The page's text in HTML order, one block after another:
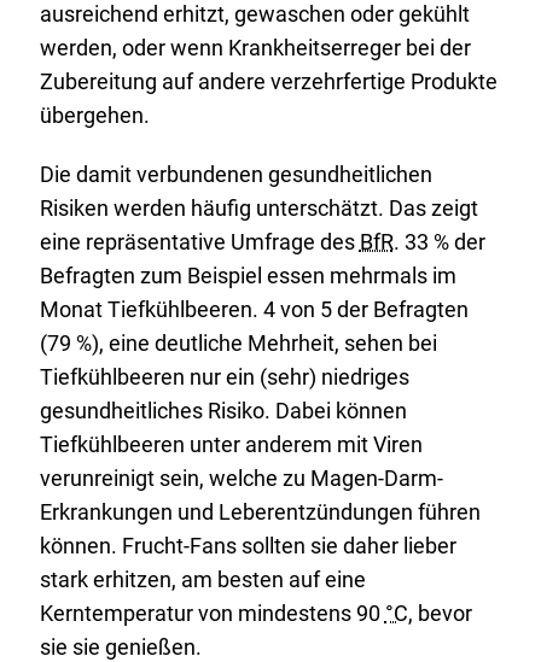
ausreichend erhitzt, gewaschen oder gekühlt
werden, oder wenn Krankheitserreger bei der
Zubereitung auf andere verzehrfertige Produkte
übergehen.
Die damit verbundenen gesundheitlichen
Risiken werden häufig unterschätzt. Das zeigt
eine repräsentative Umfrage des BfR. 33 % der
Befragten zum Beispiel essen mehrmals im
Monat Tiefkühlbeeren. 4 von 5 der Befragten
(79 %), eine deutliche Mehrheit, sehen bei
Tiefkühlbeeren nur ein (sehr) niedriges
gesundheitliches Risiko. Dabei können
Tiefkühlbeeren unter anderem mit Viren
verunreinigt sein, welche zu Magen-Darm-
Erkran­kungen und Leberentzündungen führen
können. Frucht-Fans sollten sie daher lieber
stark erhitzen, am besten auf eine
Kerntemperatur von mindestens 90 °C, bevor
sie sie genießen.